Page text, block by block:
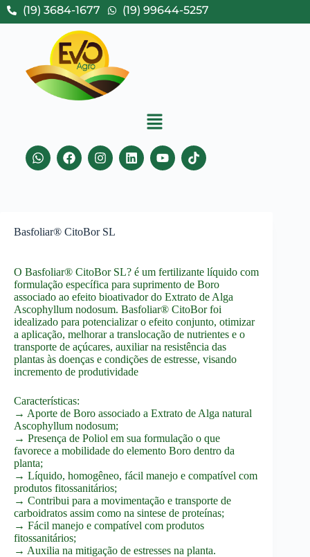
(19) 3684-1677 (19) 99644-5257
Basfoliar® CitoBor SL
O Basfoliar® CitoBor SL? é um fertilizante líquido com
formulação específica para suprimento de Boro
associado ao efeito bioativador do Extrato de Alga
Ascophyllum nodosum. Basfoliar® CitoBor foi
idealizado para potencializar o efeito conjunto, otimizar
a aplicação, melhorar a translocação de nutrientes e o
transporte de açúcares, auxiliar na resistência das
plantas às doenças e condições de estresse, visando
incremento de produtividade
Características:
→ Aporte de Boro associado a Extrato de Alga natural
Ascophyllum nodosum;
→ Presença de Poliol em sua formulação o que
favorece a mobilidade do elemento Boro dentro da
planta;
→ Líquido, homogêneo, fácil manejo e compatível com
produtos fitossanitários;
→ Contribui para a movimentação e transporte de
carboidratos assim como na sintese de proteínas;
→ Fácil manejo e compatível com produtos
fitossanitários;
→ Auxilia na mitigação de estresses na planta.